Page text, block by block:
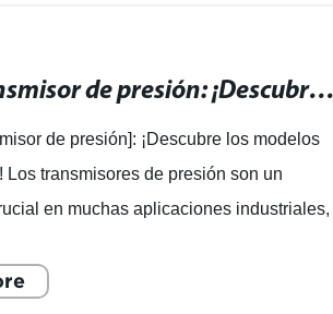
Mejor transmisor de presión: ¡Descubre los
de presión]: ¡Descubre los modelos
Los transmisores de presión son un
en muchas aplicaciones industriales,